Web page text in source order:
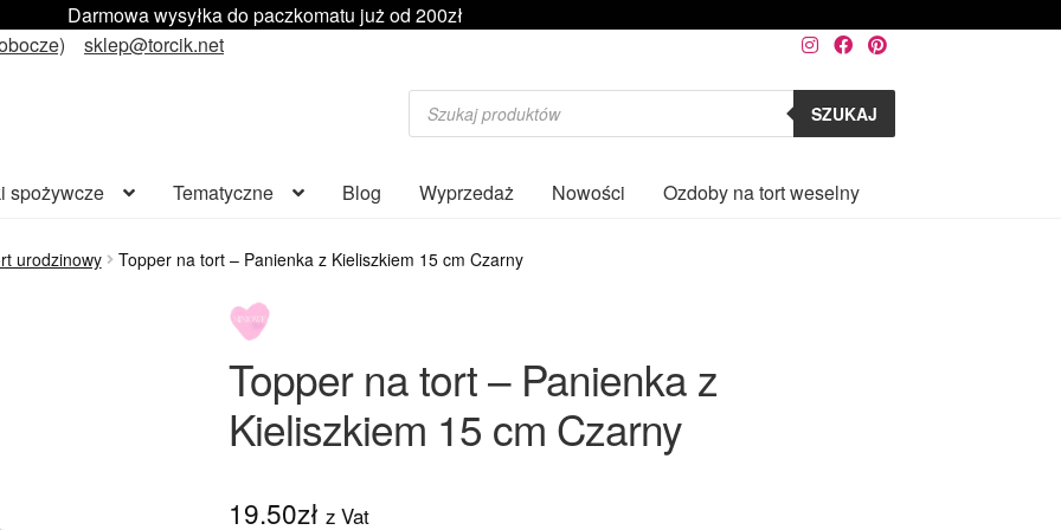
Darmowa wysyłka do paczkomatu już od 200zł
sklep@torcik.net
Wyszukiwarka
produktów SZUKAJ
spożywcze Tematyczne Blog Wyprzedaż Nowości Ozdoby na tort weselny
urodzinowy Topper na tort – Panienka z Kieliszkiem 15 cm Czarny
Topper na tort – Panienka z
Kieliszkiem 15 cm Czarny
19.50zł z Vat